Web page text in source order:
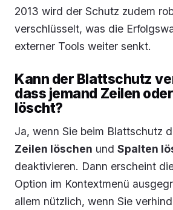
2013 wird der Schutz zudem
verschlüsselt, was die
externer Tools weiter senkt.
Kann der Blattschutz
dass jemand Zeilen
löscht?
Ja, wenn Sie beim Blattschutz
Zeilen löschen und Spalten
deaktivieren. Dann erscheint
Option im Kontextmenü
allem nützlich, wenn Sie